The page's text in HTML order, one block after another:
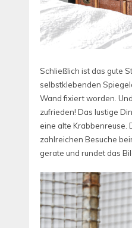
Schließlich ist das gute
selbstklebenden
Wand fixiert worden.
zufrieden! Das lustige
eine alte Krabbenreuse.
zahlreichen Besuche
gerate und rundet das